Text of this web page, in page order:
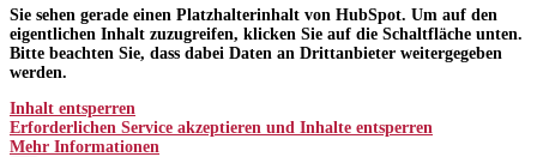
Sie sehen gerade einen Platzhalterinhalt von HubSpot. Um auf den
eigentlichen Inhalt zuzugreifen, klicken Sie auf die Schaltfläche unten.
Bitte beachten Sie, dass dabei Daten an Drittanbieter weitergegeben
werden.
Inhalt entsperren
Erforderlichen Service akzeptieren und Inhalte entsperren
Mehr Informationen